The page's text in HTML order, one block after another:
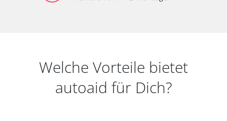
Welche Vorteile bietet
autoaid für Dich?